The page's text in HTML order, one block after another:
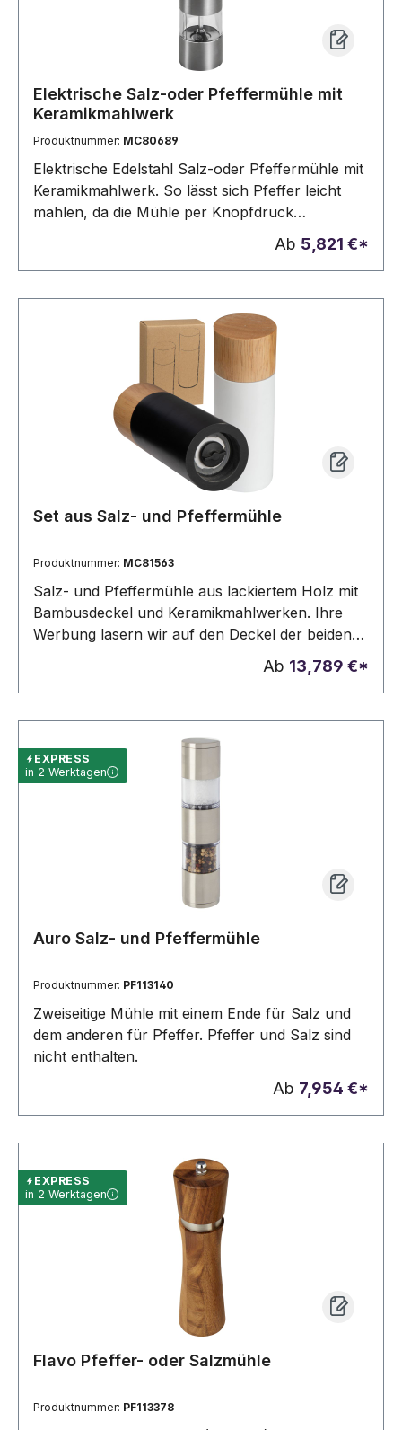
Elektrische Salz-oder Pfeffermühle mit
Keramikmahlwerk
Produktnummer: MC80689
Elektrische Edelstahl Salz-oder Pfeffermühle mit
Keramikmahlwerk. So lässt sich Pfeffer leicht
mahlen, da die Mühle per Knopfdruck
funktioniert. Ihre Werbung wird mittels
Lasergravur oberhalb des Sichtfensters
angebracht.
Ab 5,821 €*
Set aus Salz- und Pfeffermühle
Produktnummer: MC81563
Salz- und Pfeffermühle aus lackiertem Holz mit
Bambusdeckel und Keramikmahlwerken. Ihre
Werbung lasern wir auf den Deckel der beiden
Ab 13,789 €*
EXPRESS
in 2 Werktagen
Auro Salz- und Pfeffermühle
Produktnummer: PF113140
Zweiseitige Mühle mit einem Ende für Salz und
dem anderen für Pfeffer. Pfeffer und Salz sind
nicht enthalten.
Ab 7,954 €*
EXPRESS
in 2 Werktagen
Flavo Pfeffer- oder Salzmühle
Produktnummer: PF113378